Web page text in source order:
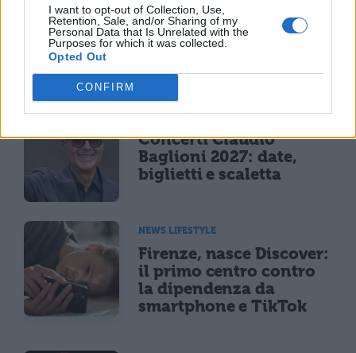
I want to opt-out of Collection, Use,
Retention, Sale, and/or Sharing of my
Personal Data that Is Unrelated with the
Purposes for which it was collected.
Opted Out
CONFIRM
annullato per maltempo
il 18 luglio: rimborso
integrale e modalità
CONCERTI & SCALETTE
Concerti Claudio
Baglioni 2027: date,
biglietti e scaletta
NEWS LIFESTYLE
Firenze, nasce Discover:
il primo centro contro
la dipendenza da
smartphone e TikTok